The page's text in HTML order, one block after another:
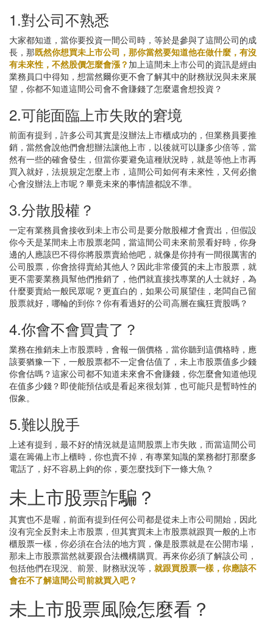
1.對公司不熟悉
大家都知道，當你要投資一間公司時，等於是參與了這間公司的成
長，那既然你想買未上市公司，那你當然要知道他在做什麼，有沒
有未來性，不然股價怎麼會漲？ 加上這間未上市公司的資訊是經由
業務員口中得知，想當然爾你更不會了解其中的財務狀況與未來展
望，你都不知道這間公司會不會賺錢了怎麼還會想投資？
2.可能面臨上市失敗的窘境
前面有提到，許多公司其實是沒辦法上市櫃成功的，但業務員要推
銷，當然會說他們會想辦法讓他上市，以後就可以賺多少倍等，當
然有一些的確會發生，但當你要避免這種狀況時，就是等他上市再
買入就好，法規規定怎麼上市，這間公司如何有未來性，又何必擔
心會沒辦法上市呢？畢竟未來的事情誰都說不準。
3.分散股權？
一定有業務員會接收到未上市公司是要分散股權才會賣出，但假設
你今天是某間未上市股票老闆，當這間公司未來前景看好時，你身
邊的人應該巴不得你將股票賣給他吧，就像是你持有一間很厲害的
公司股票，你會捨得賣給其他人？因此非常優質的未上市股票，就
更不需要業務員幫他們推銷了，他們就直接找專業的人士就好，為
什麼要賣給一般民眾呢？更直白的，如果公司展望佳，老闆自己留
股票就好，哪輪的到你？你有看過好的公司高層在瘋狂賣股嗎？
4.你會不會買貴了？
業務在推銷未上市股票時，會報一個價格，當你聽到這價格時，應
該要猶豫一下，一般股票都不一定會估值了，未上市股票值多少錢
你會估嗎？這家公司都不知道未來會不會賺錢，你怎麼會知道他現
在值多少錢？即使能預估或是看起來很划算，也可能只是暫時性的
假象。
5.難以脫手
上述有提到，最不好的情況就是這間股票上市失敗，而當這間公司
還在籌備上市上櫃時，你也賣不掉，有專業知識的業務都打那麼多
電話了，好不容易上鉤的你，要怎麼找到下一條大魚？
未上市股票詐騙？
其實也不是喔，前面有提到任何公司都是從未上市公司開始，因此
沒有完全反對未上市股票，但其實買未上市股票就跟買一般的上市
櫃股票一樣，你必須在合法的地方買，像是股票就是在公開市場，
那未上市股票當然就要跟合法機構購買。再來你必須了解該公司，
包括他們在現況、前景、財務狀況等， 就跟買股票一樣，你應該不
會在不了解這間公司前就買入吧？
未上市股票風險怎麼看？